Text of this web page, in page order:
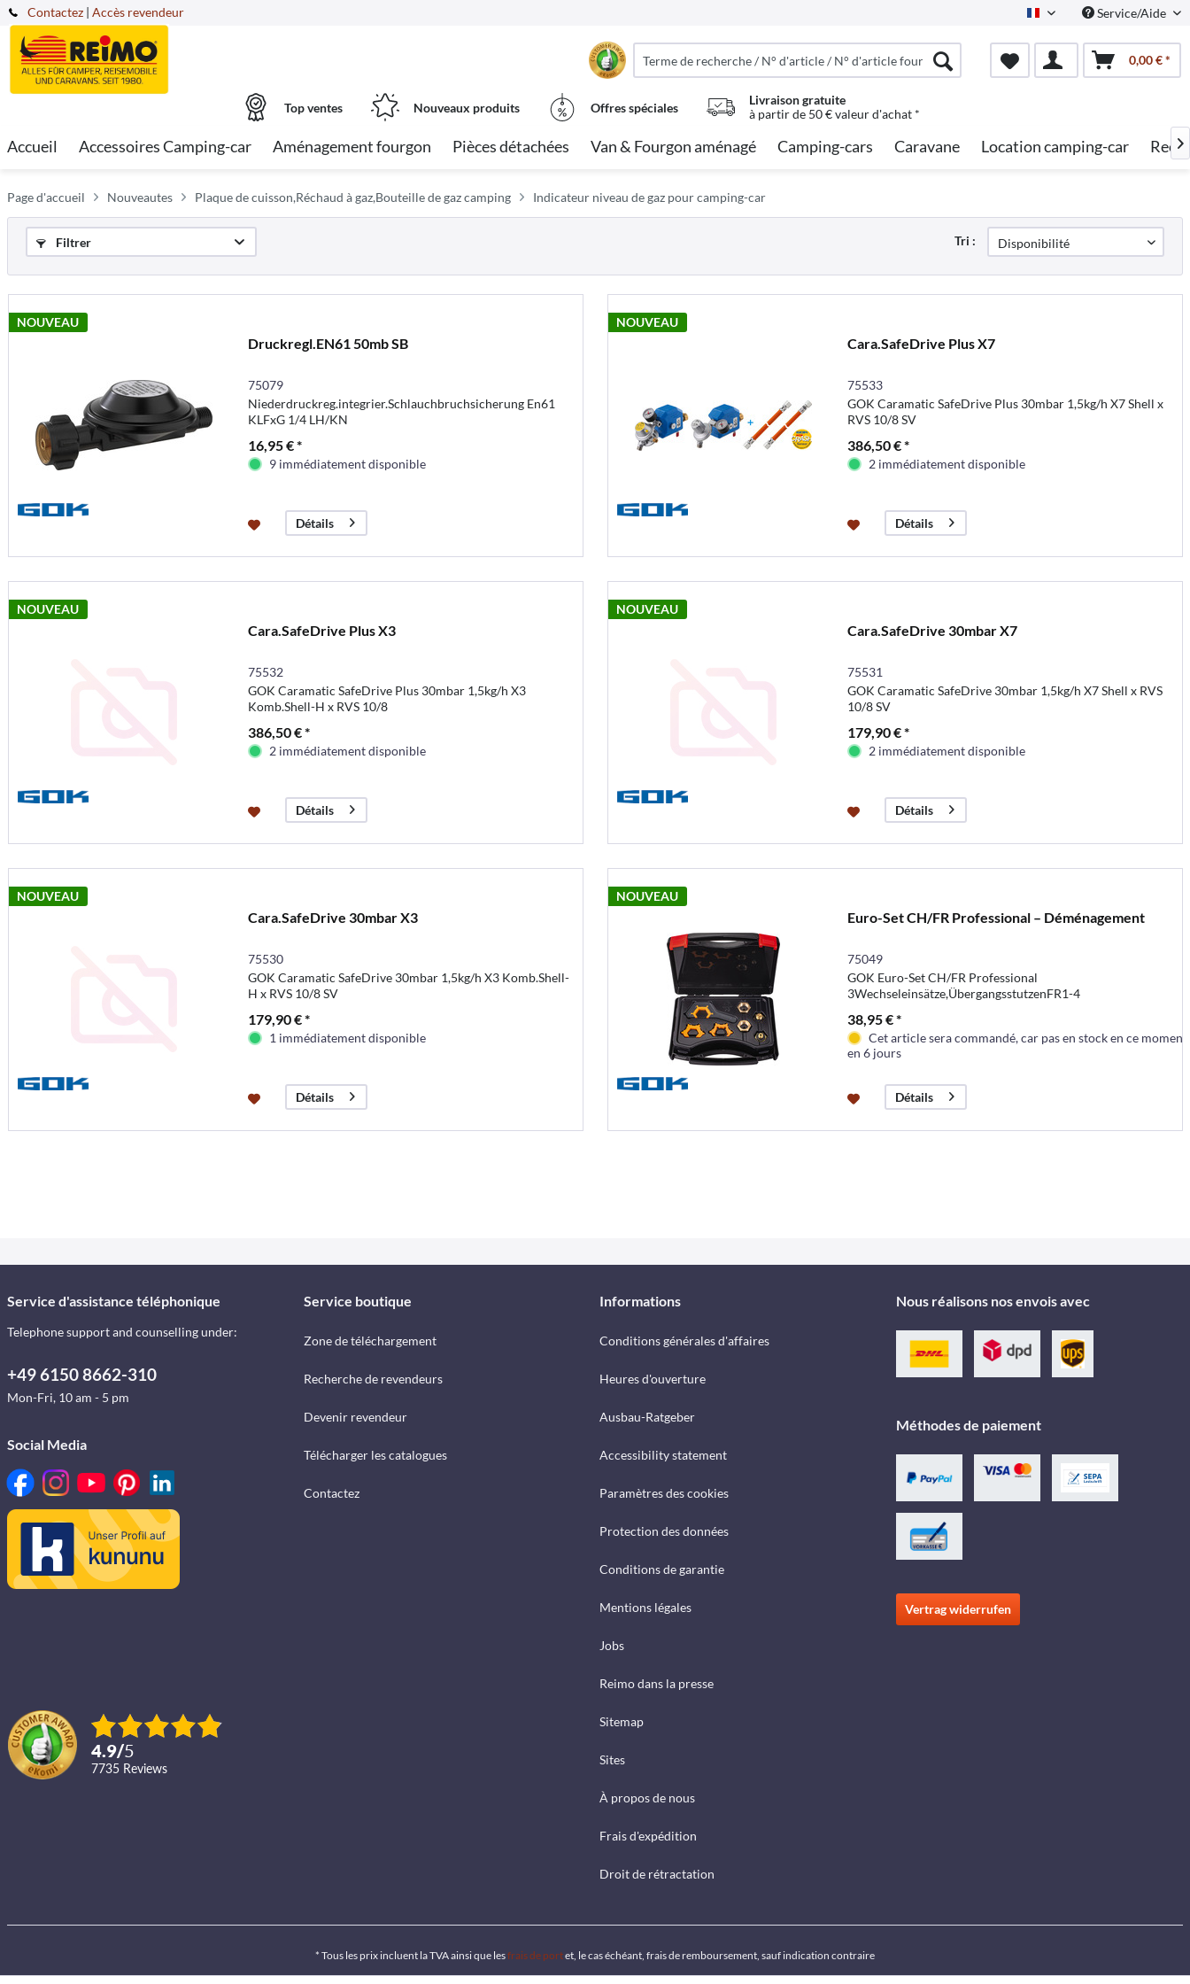
Contactez French Service/Aide
| Accès revendeur
0,00 € *
Top ventes Nouveaux produits Offres spéciales
Livraison gratuite
à partir de 50 € valeur d'achat *
Accueil Accessoires Camping-car Aménagement fourgon Pièces détachées Van & Fourgon aménagé Camping-cars Caravane Location camping-car 
Page d'accueil Nouveautes Plaque de cuisson,Réchaud à gaz,Bouteille de gaz camping Indicateur niveau de gaz pour camping-car
Filtrer Tri :
NOUVEAU
Druckregl.EN61 50mb SB
75079
Niederdruckreg.integrier.Schlauchbruchsicherung En61
KLFxG 1/4 LH/KN
16,95 € *
9 immédiatement disponible
Détails
NOUVEAU
Cara.SafeDrive Plus X7
75533
GOK Caramatic SafeDrive Plus 30mbar 1,5kg/h X7 Shell x
RVS 10/8 SV
386,50 € *
2 immédiatement disponible
Détails
NOUVEAU
Cara.SafeDrive Plus X3
75532
GOK Caramatic SafeDrive Plus 30mbar 1,5kg/h X3
Komb.Shell-H x RVS 10/8
386,50 € *
2 immédiatement disponible
Détails
NOUVEAU
Cara.SafeDrive 30mbar X7
75531
GOK Caramatic SafeDrive 30mbar 1,5kg/h X7 Shell x RVS
10/8 SV
179,90 € *
2 immédiatement disponible
Détails
NOUVEAU
Cara.SafeDrive 30mbar X3
75530
GOK Caramatic SafeDrive 30mbar 1,5kg/h X3 Komb.Shell-
H x RVS 10/8 SV
179,90 € *
1 immédiatement disponible
Détails
NOUVEAU
Euro-Set CH/FR Professional – Déménagement
75049
GOK Euro-Set CH/FR Professional
3Wechseleinsätze,ÜbergangsstutzenFR1-4
38,95 € *
Cet article sera commandé, car pas en stock en ce moment
en 6 jours
Détails
Service d'assistance téléphonique
Telephone support and counselling under:
+49 6150 8662-310
Mon-Fri, 10 am - 5 pm
Social Media
4.9/5
7735 reviews
Service boutique
Zone de téléchargement
Recherche de revendeurs
Devenir revendeur
Télécharger les catalogues
Contactez
Informations
Conditions générales d'affaires
Heures d'ouverture
Ausbau-Ratgeber
Accessibility statement
Paramètres des cookies
Protection des données
Conditions de garantie
Mentions légales
Jobs
Reimo dans la presse
Sitemap
Sites
À propos de nous
Frais d'expédition
Droit de rétractation
Nous réalisons nos envois avec
Méthodes de paiement
Vertrag widerrufen
* Tous les prix incluent la TVA ainsi que lesfrais de portet, le cas échéant, frais de remboursement, sauf indication contraire